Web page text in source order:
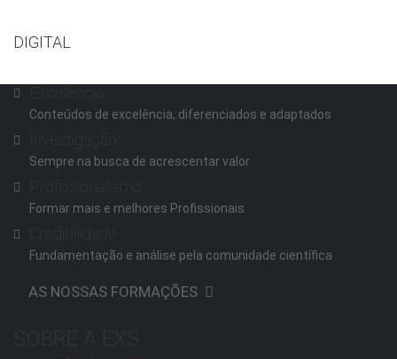
DIGITAL
Conteúdos de excelência, diferenciados e adaptados
Sempre na busca de acrescentar valor
Formar mais e melhores Profissionais
Fundamentação e análise pela comunidade científica
AS NOSSAS FORMAÇÕES